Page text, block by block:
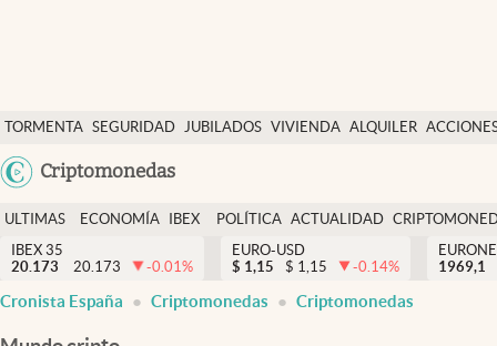
TORMENTA SEGURIDAD JUBILADOS VIVIENDA ALQUILER
USA
Colombia
Criptomonedas
Economía y finanzas
Política
Actualidad
Criptomonedas
España
ULTIMAS
NOTICIAS
ECONOMÍA
FINANZAS
IBEX
EURO
POLÍTICA ACTUALIDAD
IBEX 35
20.173
20.173 -0.01%
EURO-USD
$ 1,15 $ 1,15 -0.14%
1969,1
Cronista España Criptomonedas Criptomonedas